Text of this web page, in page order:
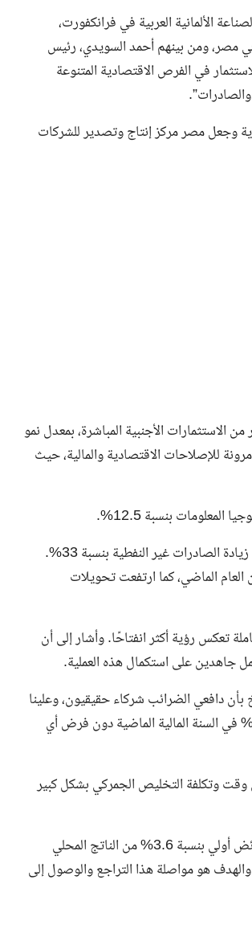
الألمانية العربية في فرانكفورت،
مصر، ومن بينهم أحمد السويدي، رئيس
في الفرص الاقتصادية المتنوعة
وجعل مصر مركز إنتاج وتصدير للشركات
أكثر انفتاحًا وتنافسية، حيث استقطب 9.8 مليار دولار من الاستثمارات الأجنبية المباشرة، بمعدل نمو
للإصلاحات الاقتصادية والمالية، حيث
أشار الوزير إلى أن مبادرات تعزيز الصادرات وزيادة التنافسية الاقتصادية ساهمت في زيادة الصادرات غير النفطية بنسبة 33%.
دولار بنهاية أغسطس من العام الماضي، كما ارتفعت تحويلات
تعكس رؤية أكثر انفتاحًا. وأشار إلى أن
جاهدين على استكمال هذه العملية.
بأن دافعي الضرائب شركاء حقيقيون، وعلينا
لتحقيق منفعة الجميع”. وأوضح أن الإيرادات الضريبية ارتفعت بنسبة 35.3% في السنة المالية الماضية دون فرض أي
إلى خفض وقت وتكلفة التخليص الجمركي بشكل كبير
وأشار إلى أنه بفضل زيادة الإنفاق على التنمية البشرية والحماية الاجتماعية، تحقق فائض أولي بنسبة 3.6% من الناتج المحلي
من العام الماضي. والهدف هو مواصلة هذا التراجع والوصول إلى